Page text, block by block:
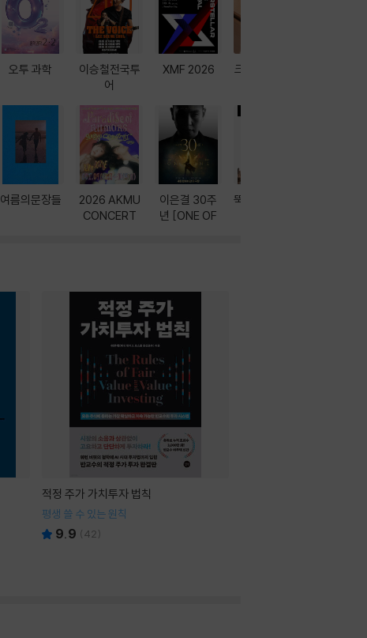
오투 과학
여름의문장들
이승철전국투
어
2026 AKMU
CONCERT
XMF 2026
이은결 30주
년 [ONE OF
크레마 이북 리
뚝딱! AI 3대장
적정 주가 가치투자 법칙
평생 쓸 수 있는 원칙
9.9 (42)